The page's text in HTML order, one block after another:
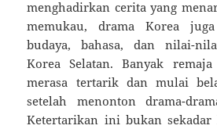
menghadirkan cerita yang
memukau, drama Korea juga
budaya, bahasa, dan nilai-
Korea Selatan. Banyak
merasa tertarik dan mulai
setelah menonton drama-
Ketertarikan ini bukan